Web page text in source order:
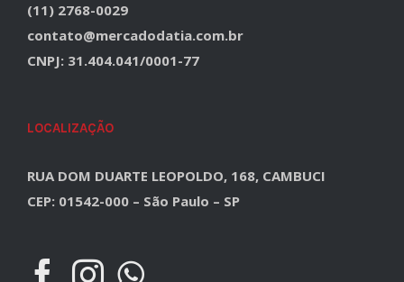
(11) 2768-0029
contato@mercadodatia.com.br
CNPJ: 31.404.041/0001-77
LOCALIZAÇÃO
RUA DOM DUARTE LEOPOLDO, 168, CAMBUCI
CEP: 01542-000 – São Paulo – SP